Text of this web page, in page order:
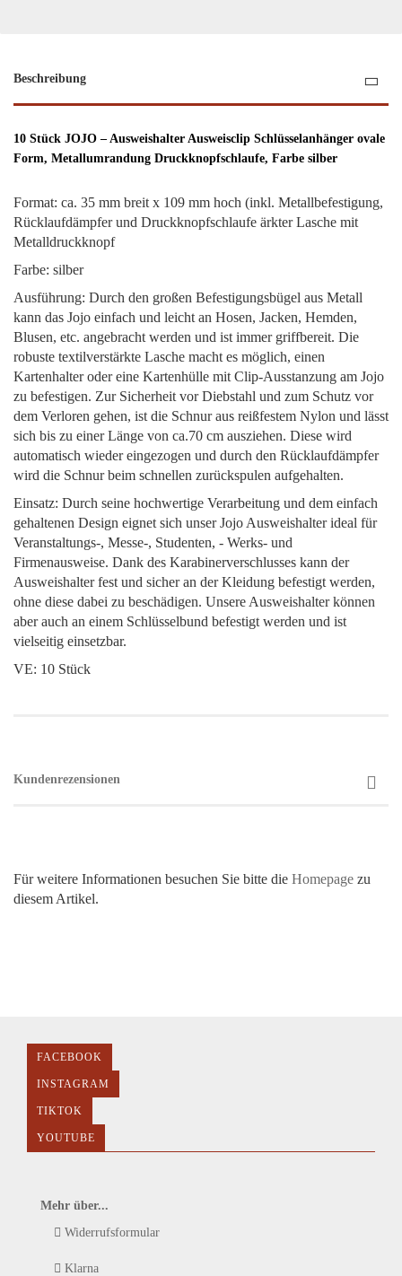
Beschreibung
10 Stück JOJO – Ausweishalter Ausweisclip Schlüsselanhänger ovale
Form, Metallumrandung Druckknopfschlaufe, Farbe silber
Format: ca. 35 mm breit x 109 mm hoch (inkl. Metallbefestigung,
Rücklaufdämpfer und Druckknopfschlaufe ärkter Lasche mit
Metalldruckknopf
Farbe: silber
Ausführung: Durch den großen Befestigungsbügel aus Metall
kann das Jojo einfach und leicht an Hosen, Jacken, Hemden,
Blusen, etc. angebracht werden und ist immer griffbereit. Die
robuste textilverstärkte Lasche macht es möglich, einen
Kartenhalter oder eine Kartenhülle mit Clip-Ausstanzung am Jojo
zu befestigen. Zur Sicherheit vor Diebstahl und zum Schutz vor
dem Verloren gehen, ist die Schnur aus reißfestem Nylon und lässt
sich bis zu einer Länge von ca.70 cm ausziehen. Diese wird
automatisch wieder eingezogen und durch den Rücklaufdämpfer
wird die Schnur beim schnellen zurückspulen aufgehalten.
Einsatz: Durch seine hochwertige Verarbeitung und dem einfach
gehaltenen Design eignet sich unser Jojo Ausweishalter ideal für
Veranstaltungs-, Messe-, Studenten, - Werks- und
Firmenausweise. Dank des Karabinerverschlusses kann der
Ausweishalter fest und sicher an der Kleidung befestigt werden,
ohne diese dabei zu beschädigen. Unsere Ausweishalter können
aber auch an einem Schlüsselbund befestigt werden und ist
vielseitig einsetzbar.
VE: 10 Stück
Kundenrezensionen
Für weitere Informationen besuchen Sie bitte die Homepage zu
diesem Artikel.
FACEBOOK
INSTAGRAM
TIKTOK
YOUTUBE
Mehr über...
Widerrufsformular
Klarna